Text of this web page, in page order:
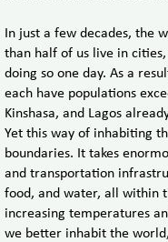
In just a few decades, the
than half of us live in
doing so one day. As a
each have populations
Kinshasa, and Lagos
Yet this way of inhabiting
boundaries. It takes
and transportation
food, and water, all within
increasing temperatures
we better inhabit the